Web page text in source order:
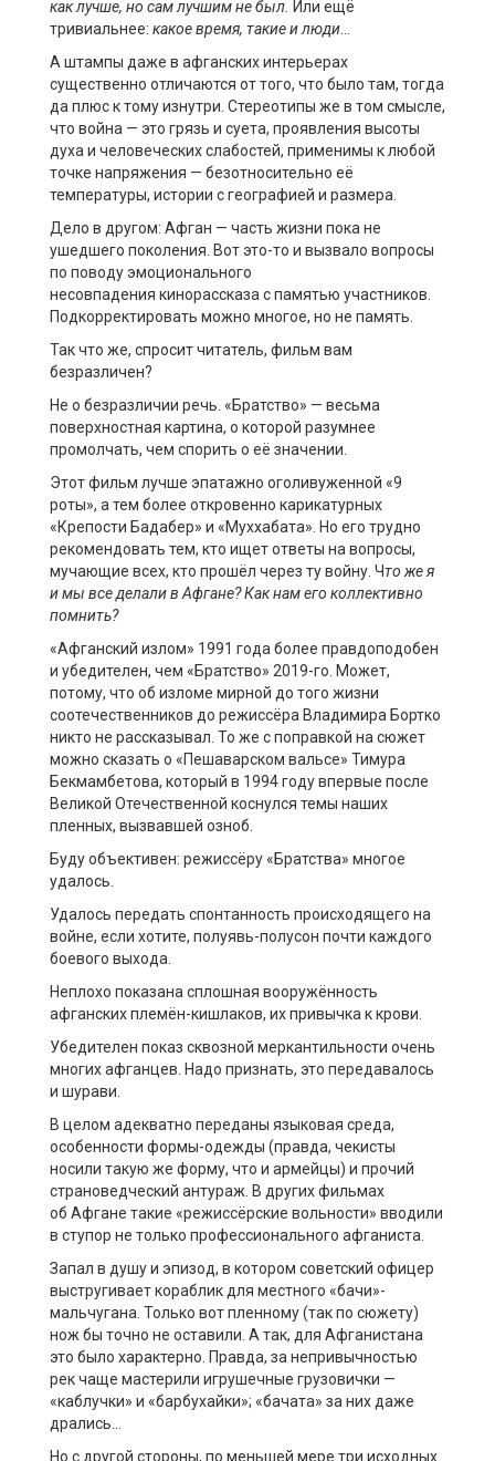
как лучше, но сам лучшим не был. Или ещё
тривиальнее: какое время, такие и люди
А штампы даже в афганских интерьерах
существенно отличаются от того, что было там, тогда
да плюс к тому изнутри. Стереотипы же в том смысле,
что война — это грязь и суета, проявления высоты
духа и человеческих слабостей, применимы к любой
точке напряжения — безотносительно её
температуры, истории с географией и размера.
Дело в другом: Афган — часть жизни пока не
ушедшего поколения. Вот это-то и вызвало вопросы
по поводу эмоционального
несовпадения кинорассказа с памятью участников.
Подкорректировать можно многое, но не память.
Так что же, спросит читатель, фильм вам
безразличен?
Не о безразличии речь. «Братство» — весьма
поверхностная картина, о которой разумнее
промолчать, чем спорить о её значении.
Этот фильм лучше эпатажно оголивуженной «9
роты», а тем более откровенно карикатурных
«Крепости Бадабер» и «Муххабата». Но его трудно
рекомендовать тем, кто ищет ответы на вопросы,
мучающие всех, кто прошёл через ту войну. Что же я
и мы все делали в Афгане?Как нам его коллективно
помнить?
«Афганский излом» 1991 года более правдоподобен
и убедителен, чем «Братство» 2019-го. Может,
потому, что об изломе мирной до того жизни
соотечественников до режиссёра Владимира Бортко
никто не рассказывал. То же с поправкой на сюжет
можно сказать о «Пешаварском вальсе» Тимура
Бекмамбетова, который в 1994 году впервые после
Великой Отечественной коснулся темы наших
пленных, вызвавшей озноб.
Буду объективен: режиссёру «Братства» многое
удалось.
Удалось передать спонтанность происходящего на
войне, если хотите, полуявь-полусон почти каждого
боевого выхода.
Неплохо показана сплошная вооружённость
афганских племён-кишлаков, ихпривычка к крови.
Убедителен показ сквозной меркантильности очень
многих афганцев. Надо признать, это передавалось
и шурави
В целом адекватно переданы языковая среда,
особенности формы-одежды (правда, чекисты
носили такую же форму, что и армейцы) и прочий
страноведческий антураж. В других фильмах
об Афгане такие «режиссёрские вольности» вводили
в ступор не только профессионального афганиста
Запал в душу и эпизод, в котором советский офицер
выстругивает кораблик для местного «бачи»-
мальчугана. Только вот пленному (так по сюжету)
нож бы точно не оставили. А так, для Афганистана
это было характерно. Правда, за непривычностью
рек чаще мастерили игрушечные грузовички —
«каблучки» и «барбухайки»; «бачата» за них даже
дрались…
Но с другой стороны, по меньшей мере три исходных